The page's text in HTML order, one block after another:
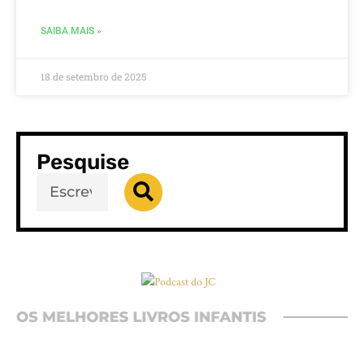
SAIBA MAIS »
18 de setembro de 2025
Pesquise